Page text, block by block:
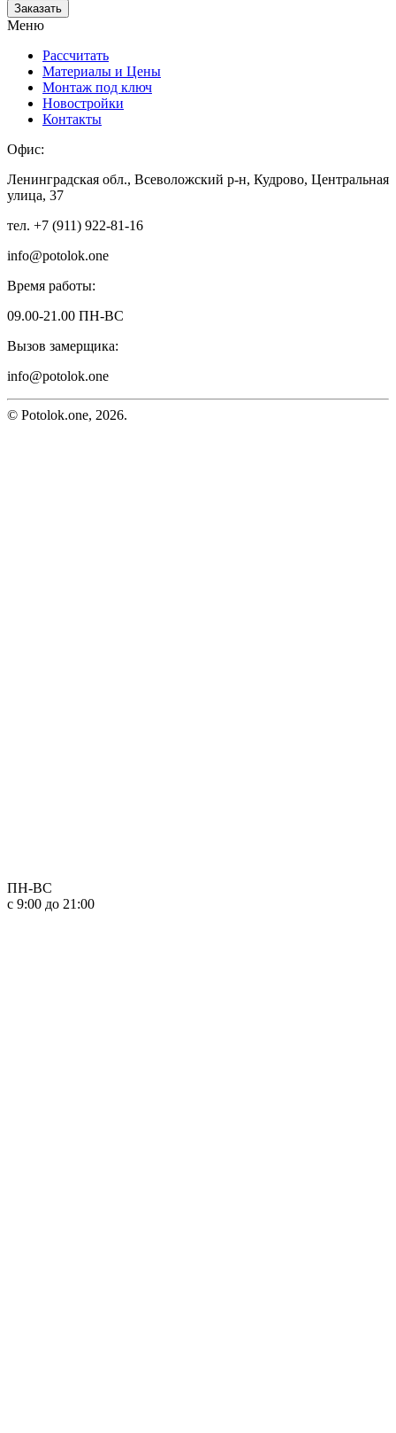
Заказать
Меню
Рассчитать
Материалы и Цены
Монтаж под ключ
Новостройки
Контакты
Офис:
Ленинградская обл., Всеволожский р-н, Кудрово, Центральная
улица, 37
тел. +7 (911) 922-81-16
info@potolok.one
Время работы:
09.00-21.00 ПН-ВС
Вызов замерщика:
info@potolok.one
© Potolok.one, 2026.
ПН-ВС
с 9:00 до 21:00